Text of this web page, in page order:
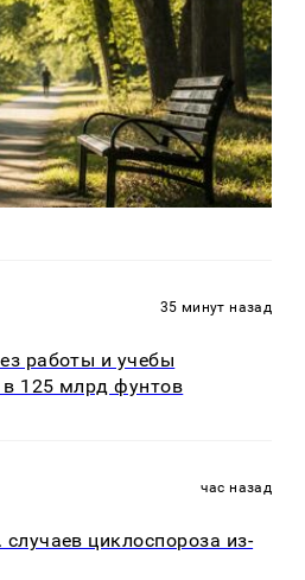
35 минут назад
работы и учебы
в 125 млрд фунтов
час назад
циклоспороза из-